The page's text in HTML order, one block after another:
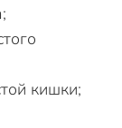
кишки;